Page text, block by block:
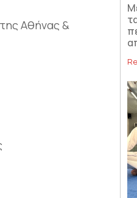
Αθήνας &